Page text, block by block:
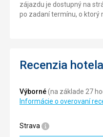
zájazdu je dostupný na
po zadaní termínu, o ktorý
Recenzia hotela
Výborné(na základe 27
Informácie o overovaní
Strava